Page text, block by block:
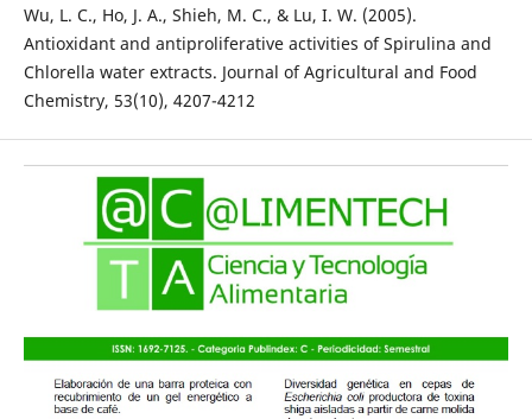
Wu, L. C., Ho, J. A., Shieh, M. C., & Lu, I. W. (2005).
Antioxidant and antiproliferative activities of Spirulina and
Chlorella water extracts. Journal of Agricultural and Food
Chemistry, 53(10), 4207-4212